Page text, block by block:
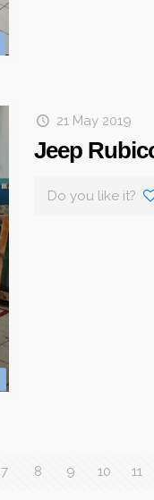
21 May 2019
Jeep
Do you like it?
7 8 9 10 11